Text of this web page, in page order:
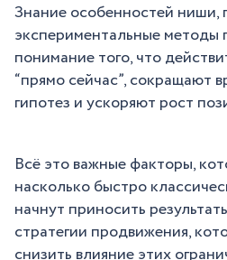
Знание особенностей ниши,
экспериментальные методы
понимание того, что
“прямо сейчас”, сокращают
гипотез и ускоряют рост
Всё это важные факторы,
насколько быстро
начнут приносить
стратегии продвижения,
снизить влияние этих